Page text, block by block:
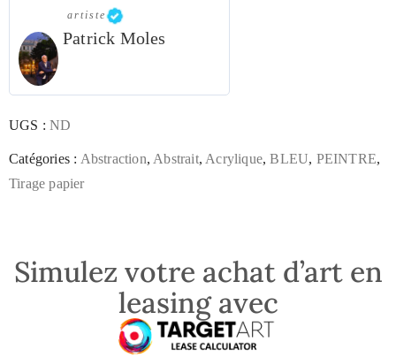
artiste
Patrick Moles
UGS :ND
Catégories : Abstraction, Abstrait, Acrylique,BLEU, PEINTRE,
Tirage papier
Simulez votre achat d’art en
leasing avec